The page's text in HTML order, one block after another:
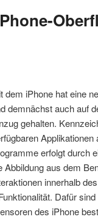
dem iPhone hat eine
demnächst auch auf
gehalten.
erfolgt durch
Abbildung aus dem
innerhalb
Dafür
des iPhone